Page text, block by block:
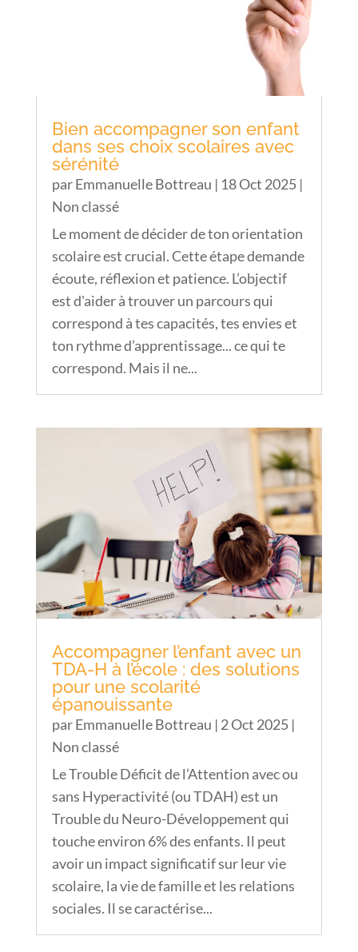
Bien accompagner son enfant
dans ses choix scolaires avec
sérénité
parEmmanuelle Bottreau | 18 Oct 2025|
Non classé
Le moment de décider de ton orientation
scolaire est crucial. Cette étape demande
écoute, réflexion et patience. L’objectif
est d'aider à trouver un parcours qui
correspond à tes capacités, tes envies et
ton rythme d’apprentissage... ce qui te
correspond. Mais il ne...
Accompagner l’enfant avec un
TDA-H à l’école : des solutions
pour une scolarité
épanouissante
parEmmanuelle Bottreau | 2 Oct 2025|
Non classé
Le Trouble Déficit de l’Attention avec ou
sans Hyperactivité (ou TDAH) est un
Trouble du Neuro-Développement qui
touche environ 6% des enfants. Il peut
avoir un impact significatif sur leur vie
scolaire, la vie de famille et les relations
sociales. Il se caractérise...